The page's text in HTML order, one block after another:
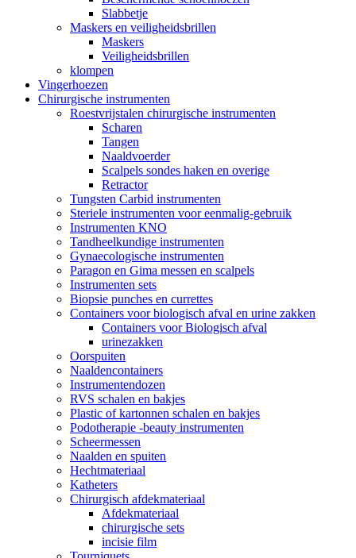
Slabbetje
Maskers en veiligheidsbrillen
Maskers
Veiligheidsbrillen
klompen
Vingerhoezen
Chirurgische instrumenten
Roestvrijstalen chirurgische instrumenten
Scharen
Tangen
Naaldvoerder
Scalpels sondes haken en overige
Retractor
Tungsten Carbid instrumenten
Steriele instrumenten voor eenmalig-gebruik
Instrumenten KNO
Tandheelkundige instrumenten
Gynaecologische instrumenten
Paragon en Gima messen en scalpels
Instrumenten sets
Biopsie punches en currettes
Containers voor biologisch afval en urine zakken
Containers voor Biologisch afval
urinezakken
Oorspuiten
Naaldencontainers
Instrumentendozen
RVS schalen en bakjes
Plastic of kartonnen schalen en bakjes
Podotherapie -beauty instrumenten
Scheermessen
Naalden en spuiten
Hechtmateriaal
Katheters
Chirurgisch afdekmateriaal
Afdekmateriaal
chirurgische sets
incisie film